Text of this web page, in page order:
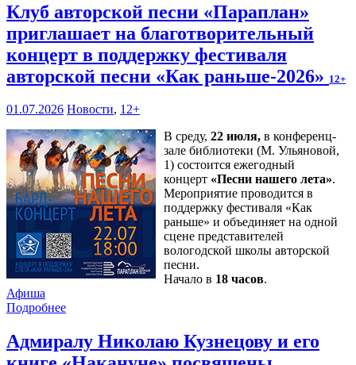
Клуб авторской песни «Параплан»
приглашает на благотворительный
концерт в поддержку фестиваля
авторской песни «Как раньше-2026» 12+
01.07.2026 Новости, 12+
В среду, 22 июля, в конференц-
зале библиотеки (М. Ульяновой,
1) состоится ежегодный
концерт «Песни нашего лета».
Мероприятие проводится в
поддержку фестиваля «Как
раньше» и объединяет на одной
сцене представителей
вологодской школы авторской
песни.
Начало в 18 часов.
Афиша
Подробнее
Адмиралу Николаю Кузнецову и его